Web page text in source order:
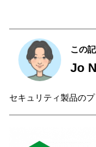
この
Jo
セキュリティ製品の